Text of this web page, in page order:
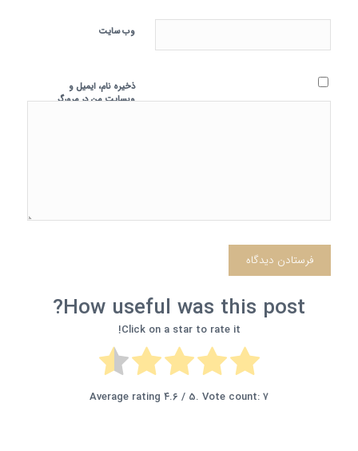
وب‌ سایت
ذخیره نام، ایمیل و
وبسایت من در مرورگر
How useful was this post?
Click on a star to rate it!
Average rating ۴.۶ / 5. Vote count:۷